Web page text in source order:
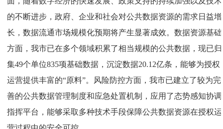
的不断进步，政府、企业和社会对公共数据资源的需求日益增
长，数据流通市场规模化预期将产生显著成效。数据资源基础
方面，我市已在多个领域积累了相当规模的公共数据，现已归
集49个单位835项基础数据，沉淀数据20.12亿条，能够为授权
运营提供丰富的“原料”。风险防控方面，我市已建立了较为完
善的公共数据管理制度和应急处置机制，应用了态势感知协调
指挥平台，能够采取多种技术手段保障公共数据资源在授权运